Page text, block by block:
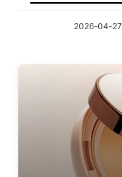
2026-04-27